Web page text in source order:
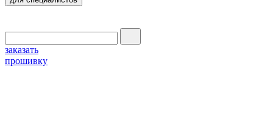
заказать
прошивку